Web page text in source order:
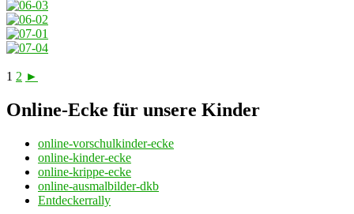
1 2 ►
Online-Ecke für unsere Kinder
online-vorschulkinder-ecke
online-kinder-ecke
online-krippe-ecke
online-ausmalbilder-dkb
Entdeckerrally